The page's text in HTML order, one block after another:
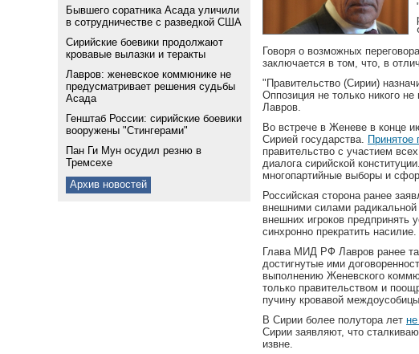
Бывшего соратника Асада уличили
в сотрудничестве с разведкой США
Сирийские боевики продолжают
кровавые вылазки и теракты
Лавров: женевское коммюнике не
предусматривает решения судьбы
Асада
Генштаб России: сирийские боевики
вооружены "Стингерами"
Пан Ги Мун осудил резню в
Тремсехе
Архив новостей
Говоря о возможных
заключается в том, что, в
"Правительство (Сирии)
Оппозиция не только никого
Лавров.
Во встрече в Женеве в конце
Сирией государства. Принятое
правительство с участием
диалога сирийской
многопартийные выборы и
Российская сторона ранее
внешними силами
внешних игроков предпринять
синхронно прекратить насилие.
Глава МИД РФ Лавров ранее
достигнутые ими
выполнению Женевского
только правительством и
пучину кровавой
В Сирии более полутора лет
Сирии заявляют, что
извне.